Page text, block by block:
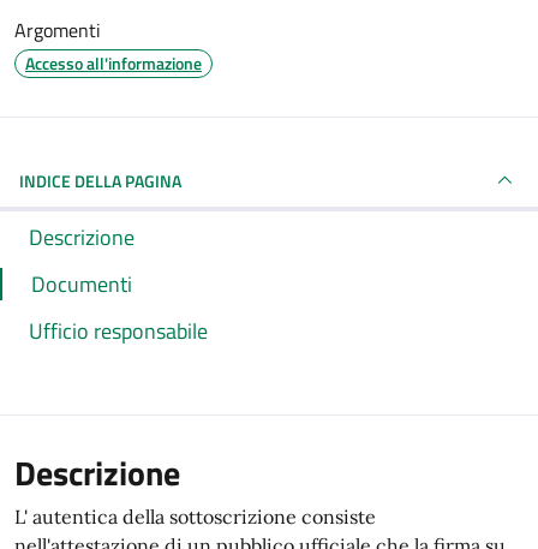
Argomenti
Accesso all'informazione
INDICE DELLA PAGINA
Descrizione
Documenti
Ufficio responsabile
Descrizione
L' autentica della sottoscrizione consiste